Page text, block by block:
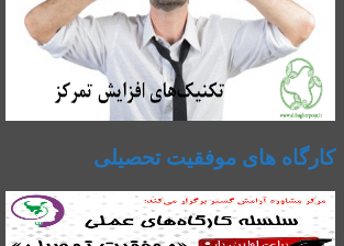
کارگاه های موفقیت تحصیلی